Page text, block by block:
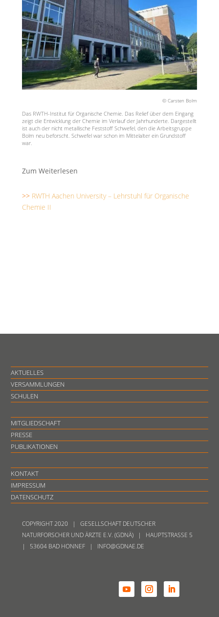
© Carsten Bolm
Das RWTH-Institut für Organische Chemie. Das Relief über dem Eingang
zeigt die Entwicklung der Chemie im Verlauf der Jahrhunderte. Dargestellt
ist auch der nicht metallische Feststoff Schwefel, den die Arbeitsgruppe
Bolm neu beforscht. Schwefel war schon im Mittelalter ein Grundstoff
war.
Zum Weiterlesen
>> RWTH Aachen University – Lehrstuhl für Organische
Chemie II
AKTUELLES
VERSAMMLUNGEN
SCHULEN
MITGLIEDSCHAFT
PRESSE
PUBLIKATIONEN
KONTAKT
IMPRESSUM
DATENSCHUTZ
COPYRIGHT 2020 | GESELLSCHAFT DEUTSCHER
NATURFORSCHER UND ÄRZTE E.V. (GDNÄ) | HAUPTSTRASSE 5
| 53604 BAD HONNEF | INFO@GDNAE.DE